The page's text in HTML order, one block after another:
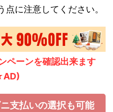
に注意してください。
ペーンを確認出来ます
支払いの選択も可能